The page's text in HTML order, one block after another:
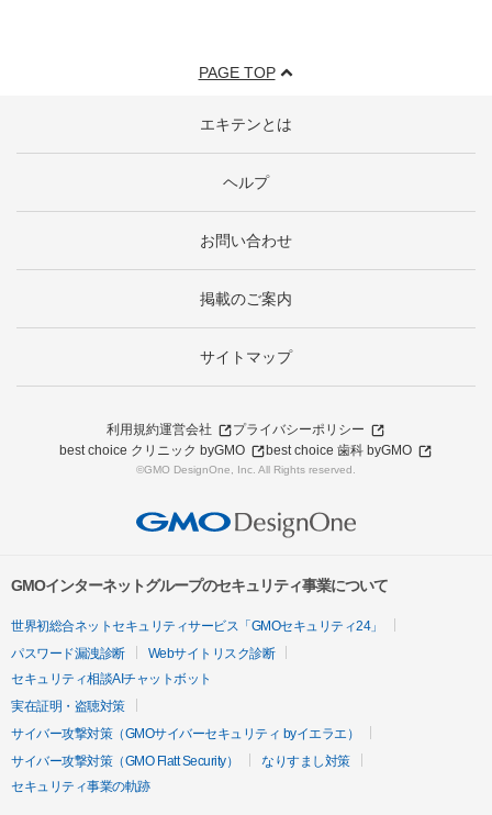
PAGE TOP
エキテンとは
ヘルプ
お問い合わせ
掲載のご案内
サイトマップ
利用規約運営会社
プライバシーポリシー
best choice クリニック byGMO
best choice 歯科 byGMO
©GMO DesignOne, Inc. All Rights reserved.
GMOインターネットグループのセキュリティ事業について
世界初総合ネットセキュリティサービス「GMOセキュリティ24」
パスワード漏洩診断
Webサイトリスク診断
セキュリティ相談AIチャットボット
実在証明・盗聴対策
サイバー攻撃対策（GMOサイバーセキュリティ byイエラエ）
サイバー攻撃対策（GMO Flatt Security）
なりすまし対策
セキュリティ事業の軌跡